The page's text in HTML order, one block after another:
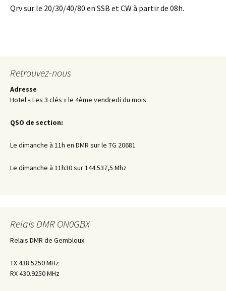
Qrv sur le 20/30/40/80 en SSB et CW à partir de 08h.
Retrouvez-nous
Adresse
Hotel « Les 3 clés » le 4ème vendredi du mois.
QSO de section:
Le dimanche à 11h en DMR sur le TG 20681
Le dimanche à 11h30 sur 144.537,5 Mhz
Relais DMR ON0GBX
Relais DMR de Gembloux
TX 438.5250 MHz
RX 430.9250 MHz